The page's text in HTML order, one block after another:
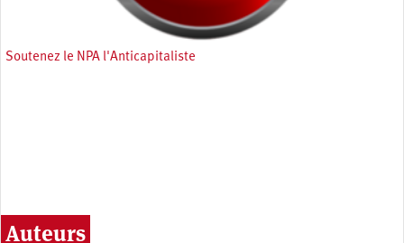
Soutenez le NPA l'Anticapitaliste
Auteurs